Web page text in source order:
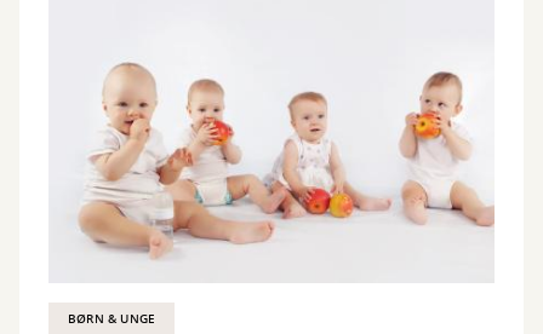
BØRN & UNGE